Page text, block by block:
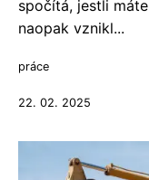
spočítá, jestli
naopak vznikl...
práce
22. 02. 2025